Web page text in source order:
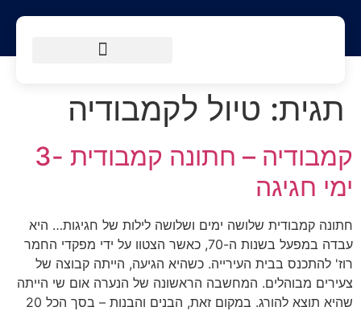
תגית: טיול לקמבודיה
קמבודיה – חתונה קמבודית -3
ימי חגיגה
חתונה קמבודית שלושה ימים ושלושה לילות של חגיגות… היא
עבדה במפעל בשנות ה-70, כאשר הצטוו על ידי מפקדי החמר
רוז' להתכנס בבית העירייה. כשהיא הגיעה, הייתה קבוצה של
צעירים מבוהלים. המחשבה הראשונה של הנערה אום שי הייתה
שהיא תוצא להורג. במקום זאת, הבנים והבנות – בסך הכל 20